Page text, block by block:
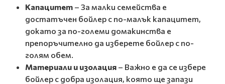
Капацитет – За малки семейства е
достатъчен бойлер с по-малък капацитет,
докато за по-големи домакинства е
препоръчително да изберете бойлер с по-
голям обем.
Материали и изолация – Важно е да се избере
бойлер с добра изолация, която ще запази